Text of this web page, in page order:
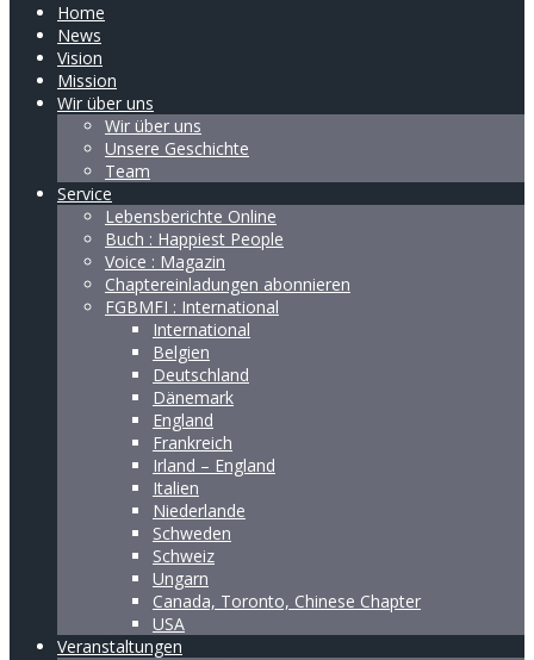
Home
News
Vision
Mission
Wir über uns
Wir über uns
Unsere Geschichte
Team
Service
Lebensberichte Online
Buch : Happiest People
Voice : Magazin
Chaptereinladungen abonnieren
FGBMFI : International
International
Belgien
Deutschland
Dänemark
England
Frankreich
Irland – England
Italien
Niederlande
Schweden
Schweiz
Ungarn
Canada, Toronto, Chinese Chapter
USA
Veranstaltungen